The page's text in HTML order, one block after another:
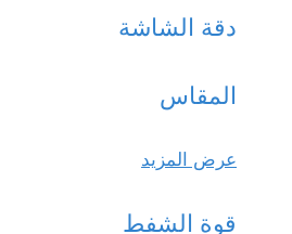
دقة الشاشة
المقاس
عرض المزيد
قوة الشفط